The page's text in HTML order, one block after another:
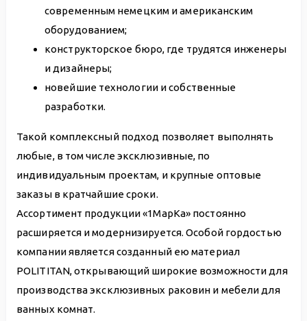
современным немецким и американским
оборудованием;
конструкторское бюро, где трудятся инженеры
и дизайнеры;
новейшие технологии и собственные
разработки.
Такой комплексный подход позволяет выполнять
любые, в том числе эксклюзивные, по
индивидуальным проектам, и крупные оптовые
заказы в кратчайшие сроки.
Ассортимент продукции «1МарКа» постоянно
расширяется и модернизируется. Особой гордостью
компании является созданный ею материал
POLITITAN, открывающий широкие возможности для
производства эксклюзивных раковин и мебели для
ванных комнат.